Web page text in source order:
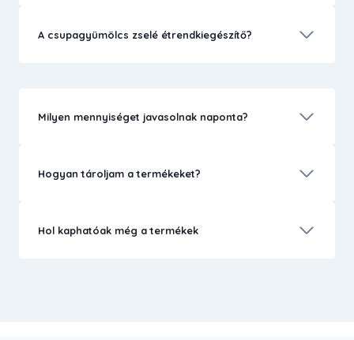
A csupagyümölcs zselé étrendkiegészítő?
Milyen mennyiséget javasolnak naponta?
Hogyan tároljam a termékeket?
Hol kaphatóak még a termékek